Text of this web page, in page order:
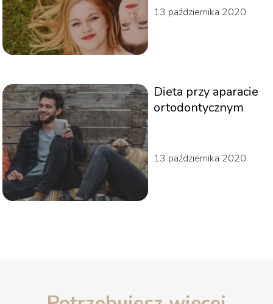
13 października 2020
Dieta przy aparacie
ortodontycznym
13 października 2020